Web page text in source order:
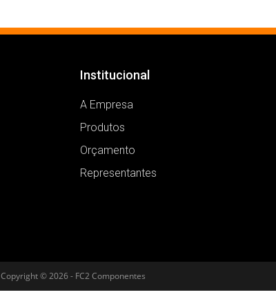
Institucional
A Empresa
Produtos
Orçamento
Representantes
Copyright © 2026 - FC2 Componentes